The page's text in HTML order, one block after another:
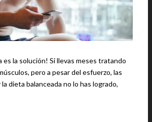
Si llevas meses tratando
pero a pesar del esfuerzo, las
dieta balanceada no lo has logrado,